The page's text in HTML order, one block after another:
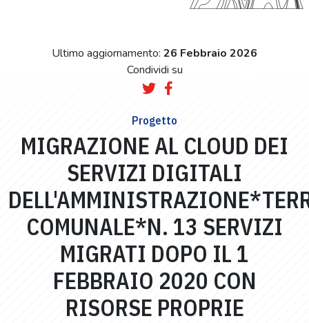
Ultimo aggiornamento: 26 Febbraio 2026
Condividi su
Progetto
MIGRAZIONE AL CLOUD DEI
SERVIZI DIGITALI
COMUNALE*N. 13 SERVIZI
MIGRATI DOPO IL 1
FEBBRAIO 2020 CON
RISORSE PROPRIE